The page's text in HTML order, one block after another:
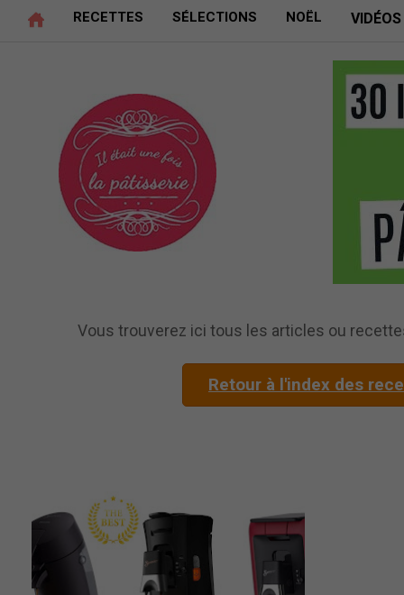
RECETTES SÉLECTIONS NOËL VIDÉOS
Vous trouverez ici tous les articles ou
Retour à l'index des